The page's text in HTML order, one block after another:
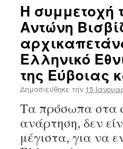
Η συμμετοχή
Αντώνη
Ελληνικό
της Εύβοιας
Δημοσιεύθηκε την 15
Τα πρόσωπα στα
ανάρτηση, δεν
μέγιστα, για να